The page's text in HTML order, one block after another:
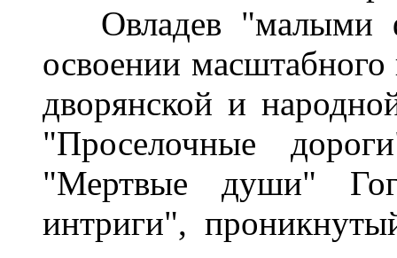
Овладев "малыми
освоении
дворянской и
"Проселочные
"Мертвые души"
интриги",